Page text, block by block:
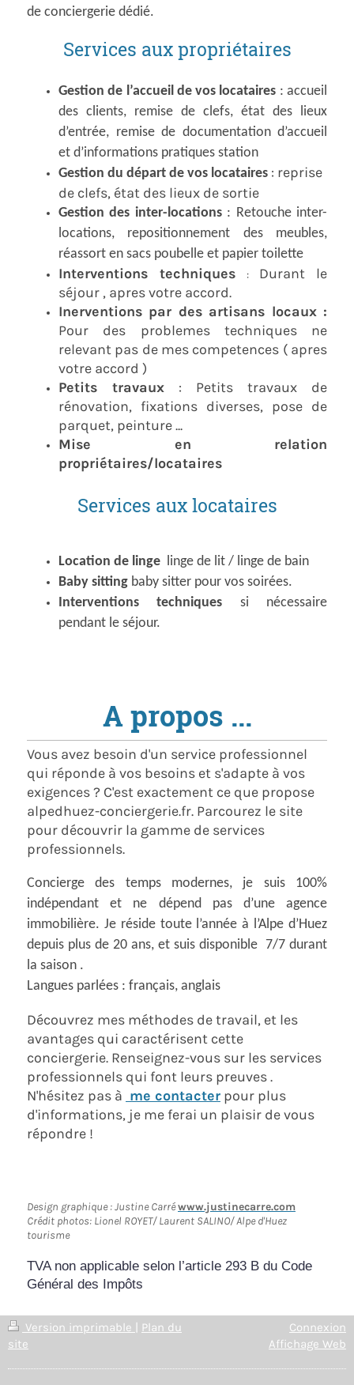
de conciergerie dédié.
Services aux propriétaires
Gestion de l’accueil de vos locataires : accueil
des clients, remise de clefs, état des lieux
d’entrée, remise de documentation d’accueil
et d’informations pratiques station
Gestion du départ de vos locataires : reprise
de clefs, état des lieux de sortie
Gestion des inter-locations : Retouche inter-
locations, repositionnement des meubles,
réassort en sacs poubelle et papier toilette
Interventions techniques : Durant le
séjour , apres votre accord.
Inerventions par des artisans locaux :
Pour des problemes techniques ne
relevant pas de mes competences ( apres
votre accord )
Petits travaux : Petits travaux de
rénovation, fixations diverses, pose de
parquet, peinture ...
Mise en relation
propriétaires/locataires
Services aux locataires
Location de linge linge de lit / linge de bain
Baby sitting baby sitter pour vos soirées.
Interventions techniques si nécessaire
pendant le séjour.
A propos ...
Vous avez besoin d'un service professionnel
qui réponde à vos besoins et s'adapte à vos
exigences ? C'est exactement ce que propose
alpedhuez-conciergerie.fr. Parcourez le site
pour découvrir la gamme de services
professionnels.
Concierge des temps modernes, je suis 100%
indépendant et ne dépend pas d’une agence
immobilière. Je réside toute l’année à l’Alpe d’Huez
depuis plus de 20 ans, et suis disponible 7/7 durant
la saison .
Langues parlées : français, anglais
Découvrez mes méthodes de travail, et les
avantages qui caractérisent cette
conciergerie. Renseignez-vous sur les services
professionnels qui font leurs preuves .
N'hésitez pas à me contacter pour plus
d'informations, je me ferai un plaisir de vous
répondre !
Design graphique : Justine Carréwww.justinecarre.com
Crédit photos: Lionel ROYET/ Laurent SALINO/ Alpe d'Huez
tourisme
TVA non applicable selon l’article 293 B du Code
Général des Impôts
Version imprimable | Plan du
site
Connexion
Affichage Web